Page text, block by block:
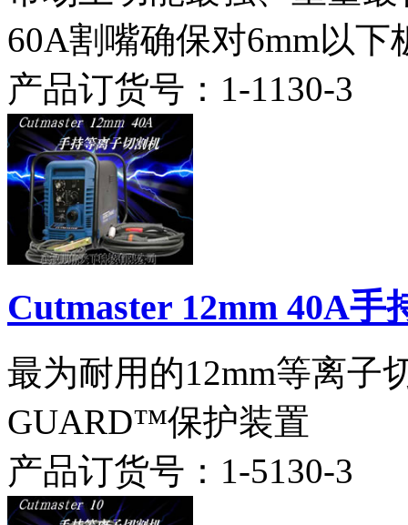
60A割嘴确保对6mm以
产品订货号： 1-1130-3
Cutmaster 12mm 40A手
最为耐用的12mm等离子
GUARD™保护装置
产品订货号： 1-5130-3